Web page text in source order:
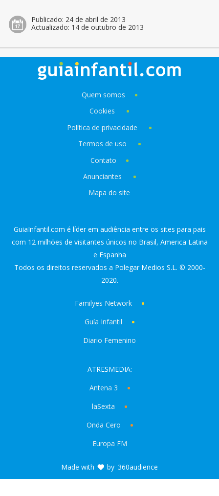
Publicado: 24 de abril de 2013
Actualizado: 14 de outubro de 2013
Quem somos
Cookies
Política de privacidade
Termos de uso
Contato
Anunciantes
Mapa do site
GuiaInfantil.com é líder em audiência entre os sites para pais
com 12 milhões de visitantes únicos no Brasil, America Latina
e Espanha
Todos os direitos reservados a Polegar Medios S.L. © 2000-
2020.
Familyes Network
Guía Infantil
Diario Femenino
ATRESMEDIA:
Antena 3
laSexta
Onda Cero
Europa FM
Made with by 360audience